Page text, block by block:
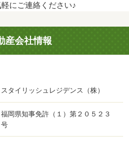
にご連絡ください♪
産会社情報
スタイリッシュレジデンス（株）
福岡県知事免許（１）第２０５２３
号